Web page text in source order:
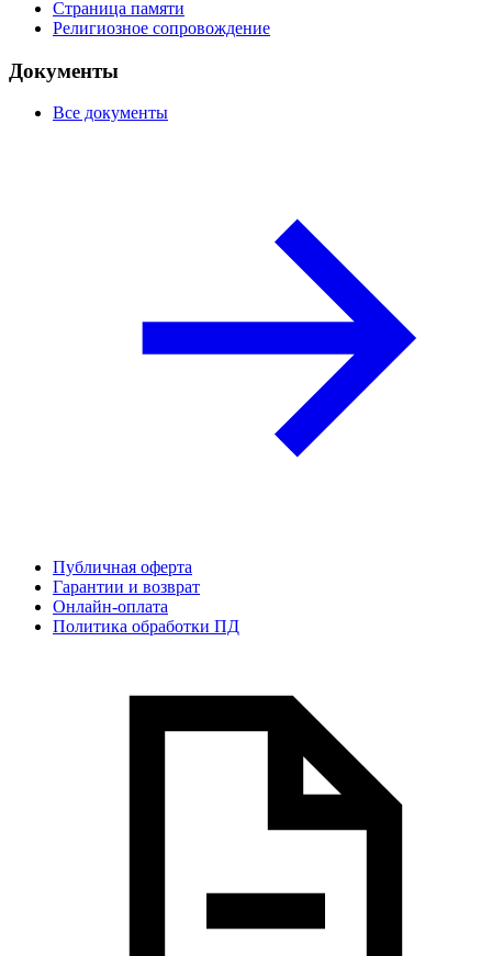
Страница памяти
Религиозное сопровождение
Документы
Все документы
Публичная оферта
Гарантии и возврат
Онлайн-оплата
Политика обработки ПД